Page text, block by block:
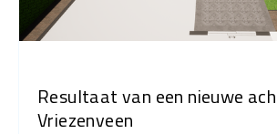
Resultaat van een nieuwe
Vriezenveen